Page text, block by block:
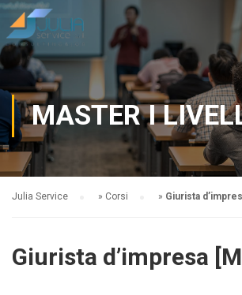
MASTER I
Julia Service » Corsi » Giurista
Giurista d’impresa